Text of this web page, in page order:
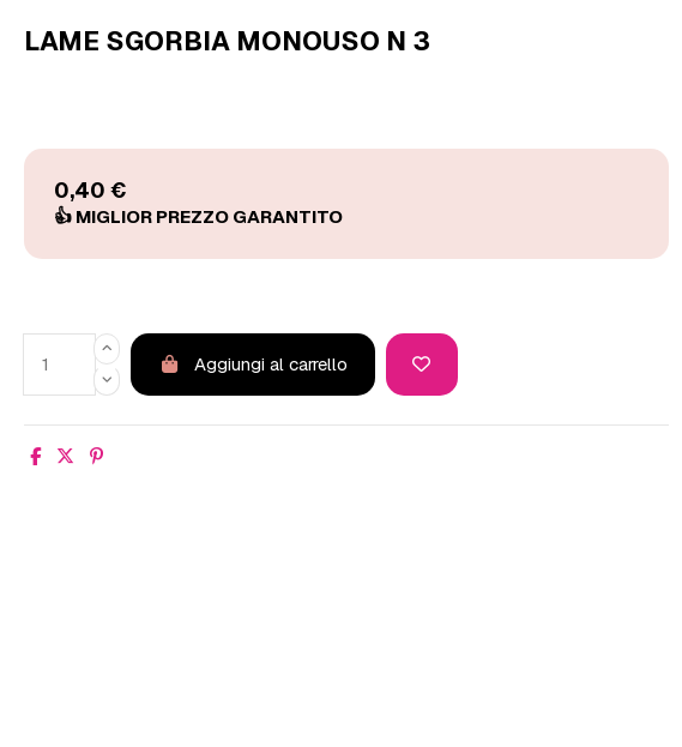
LAME SGORBIA MONOUSO N 3
0,40 €
Aggiungi al carrello